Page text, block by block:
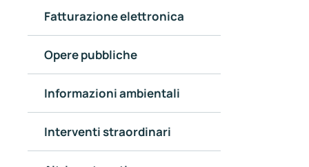
Fatturazione elettronica
Opere pubbliche
Informazioni ambientali
Interventi straordinari